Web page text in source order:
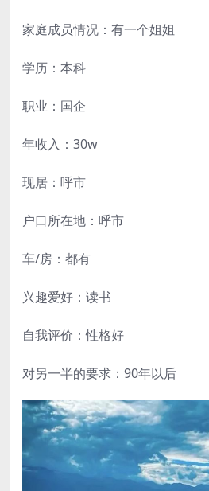
家庭成员情况：有一个姐姐
学历：本科
职业：国企
年收入：30w
现居：呼市
户口所在地：呼市
车/房：都有
兴趣爱好：读书
自我评价：性格好
对另一半的要求：90年以后